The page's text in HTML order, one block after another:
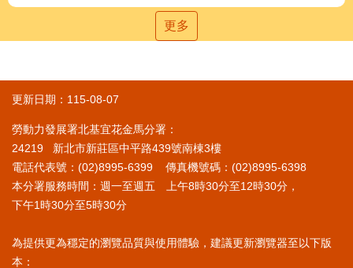
更多
更新日期：115-08-07
勞動力發展署北基宜花金馬分署：
24219 新北市新莊區中平路439號南棟3樓
電話代表號：(02)8995-6399 傳真機號碼：(02)8995-6398
本分署服務時間：週一至週五 上午8時30分至12時30分，
下午1時30分至5時30分
為提供更為穩定的瀏覽品質與使用體驗，建議更新瀏覽器至以下版
本：